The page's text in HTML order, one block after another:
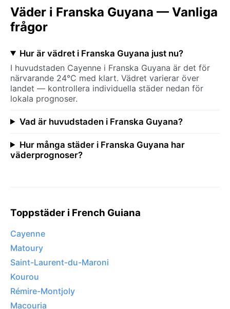
Väder i Franska Guyana — Vanliga
frågor
Hur är vädret i Franska Guyana just nu?
I huvudstaden Cayenne i Franska Guyana är det för
närvarande 24°C med klart. Vädret varierar över
landet — kontrollera individuella städer nedan för
lokala prognoser.
Vad är huvudstaden i Franska Guyana?
Hur många städer i Franska Guyana har
väderprognoser?
Toppstäder i French Guiana
Cayenne
Matoury
Saint-Laurent-du-Maroni
Kourou
Rémire-Montjoly
Macouria